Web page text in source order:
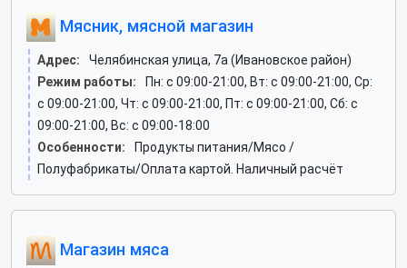
Мясник, мясной магазин
Адрес:
Челябинская улица, 7а (Ивановское район)
Режим работы:
Пн: c 09:00-21:00, Вт: c 09:00-21:00, Ср:
c 09:00-21:00, Чт: c 09:00-21:00, Пт: c 09:00-21:00, Сб: c
09:00-21:00, Вс: c 09:00-18:00
Особенности:
Продукты питания/Мясо /
Полуфабрикаты/Оплата картой. Наличный расчёт
Магазин мяса